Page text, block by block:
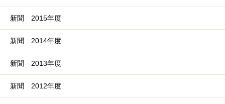
新聞 2015年度
新聞 2014年度
新聞 2013年度
新聞 2012年度